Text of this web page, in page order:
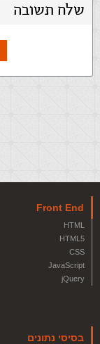
שלח תשובה
Front End
HTML
HTML5
CSS
JavaScript
jQuery
בסיסי נתונים